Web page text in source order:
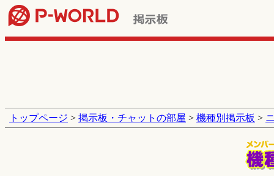
トップページ > 掲示板・チャットの部屋 > 機種別掲示板 >